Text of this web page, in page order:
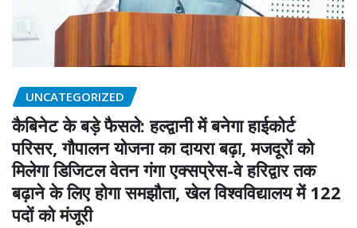
UNCATEGORIZED
कैबिनेट के बड़े फैसले: हल्द्वानी में बनेगा हाईकोर्ट
परिसर, गौपालन योजना का दायरा बढ़ा, मजदूरों को
मिलेगा डिजिटल वेतन गंगा एक्सप्रेस-वे हरिद्वार तक
बढ़ाने के लिए होगा समझौता, खेल विश्वविद्यालय में 122
पदों को मंजूरी